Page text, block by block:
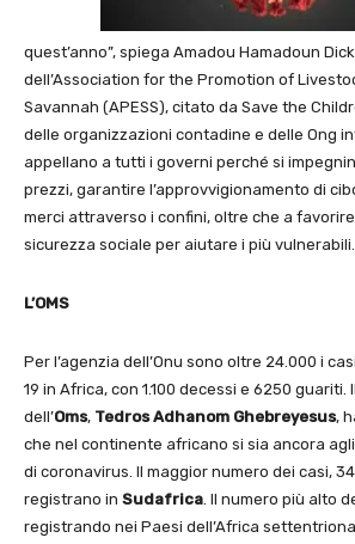
quest’anno”, spiega Amadou Hamadoun
dell’Association for the Promotion of
Savannah (APESS), citato da Save the
delle organizzazioni contadine e delle Ong
appellano a tutti i governi perché si
prezzi, garantire l’approvvigionamento di
merci attraverso i confini, oltre che a
sicurezza sociale per aiutare i più vulnerabili.
L’OMS
Per l’agenzia dell’Onu sono oltre 24.000 i
19 in Africa, con 1.100 decessi e 6250
dell’Oms, Tedros Adhanom Ghebreyesus,
che nel continente africano si sia ancora agli
di coronavirus. Il maggior numero dei casi,
registrano in Sudafrica. Il numero più alto
registrando nei Paesi dell’Africa